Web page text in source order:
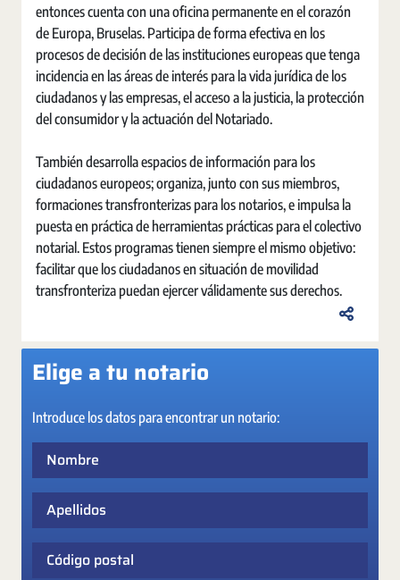
entonces cuenta con una oficina permanente en el corazón
de Europa, Bruselas. Participa de forma efectiva en los
procesos de decisión de las instituciones europeas que tenga
incidencia en las áreas de interés para la vida jurídica de los
ciudadanos y las empresas, el acceso a la justicia, la protección
del consumidor y la actuación del Notariado.
También desarrolla espacios de información para los
ciudadanos europeos; organiza, junto con sus miembros,
formaciones transfronterizas para los notarios, e impulsa la
puesta en práctica de herramientas prácticas para el colectivo
notarial. Estos programas tienen siempre el mismo objetivo:
facilitar que los ciudadanos en situación de movilidad
transfronteriza puedan ejercer válidamente sus derechos.
Elige a tu notario
Introduce los datos para encontrar un notario:
Apellidos
Código postal